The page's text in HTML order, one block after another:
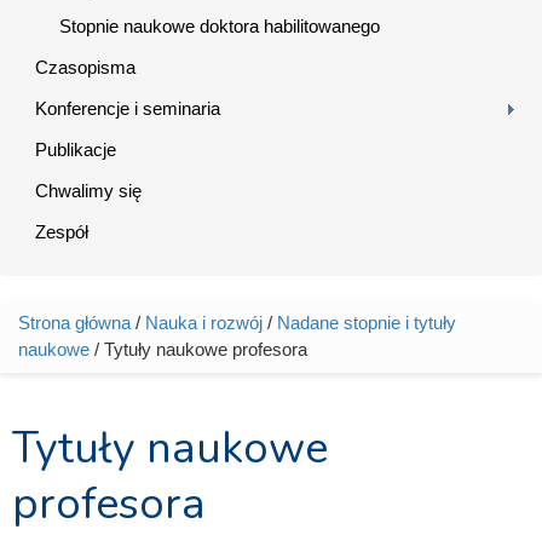
Stopnie naukowe doktora habilitowanego
Czasopisma
Konferencje i seminaria
Publikacje
Chwalimy się
Zespół
Jesteś tutaj
Strona główna / Nauka i rozwój / Nadane stopnie i tytuły
naukowe / Tytuły naukowe profesora
Tytuły naukowe
profesora